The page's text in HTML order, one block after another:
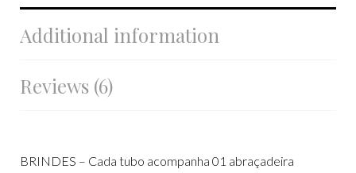
Additional information
Reviews (6)
BRINDES – Cada tubo acompanha 01 abraçadeira